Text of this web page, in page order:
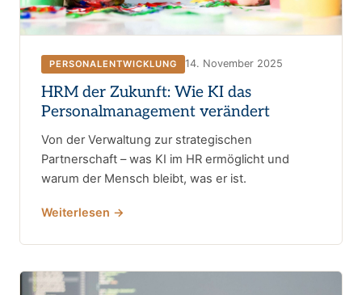
PERSONALENTWICKLUNG 14. November 2025
HRM der Zukunft: Wie KI das
Personalmanagement verändert
Von der Verwaltung zur strategischen
Partnerschaft – was KI im HR ermöglicht und
warum der Mensch bleibt, was er ist.
Weiterlesen →